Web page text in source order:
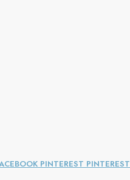
PINTEREST PINTEREST